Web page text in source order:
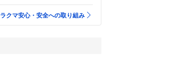
ラクマ安心・安全への取り組み